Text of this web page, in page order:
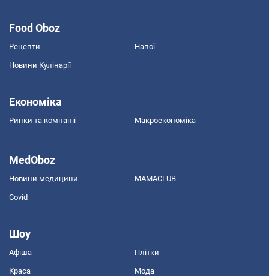
Food Oboz
Рецепти Напої
Новини Кулінарії
Економіка
Ринки та компанії Макроекономіка
MedOboz
Новини медицини MAMACLUB
Covid
Шоу
Афіша Плітки
Краса Мода